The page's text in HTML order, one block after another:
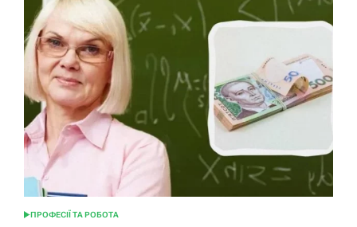
платить
за
перегляд
TikTok
ОПУБЛІКУВАТИ
ПРОФЕСІЇ ТА РОБОТА